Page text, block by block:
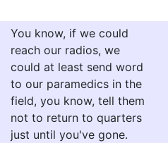
You know, if we could
reach our radios, we
could at least send word
to our paramedics in the
field, you know, tell them
not to return to quarters
just until you've gone.